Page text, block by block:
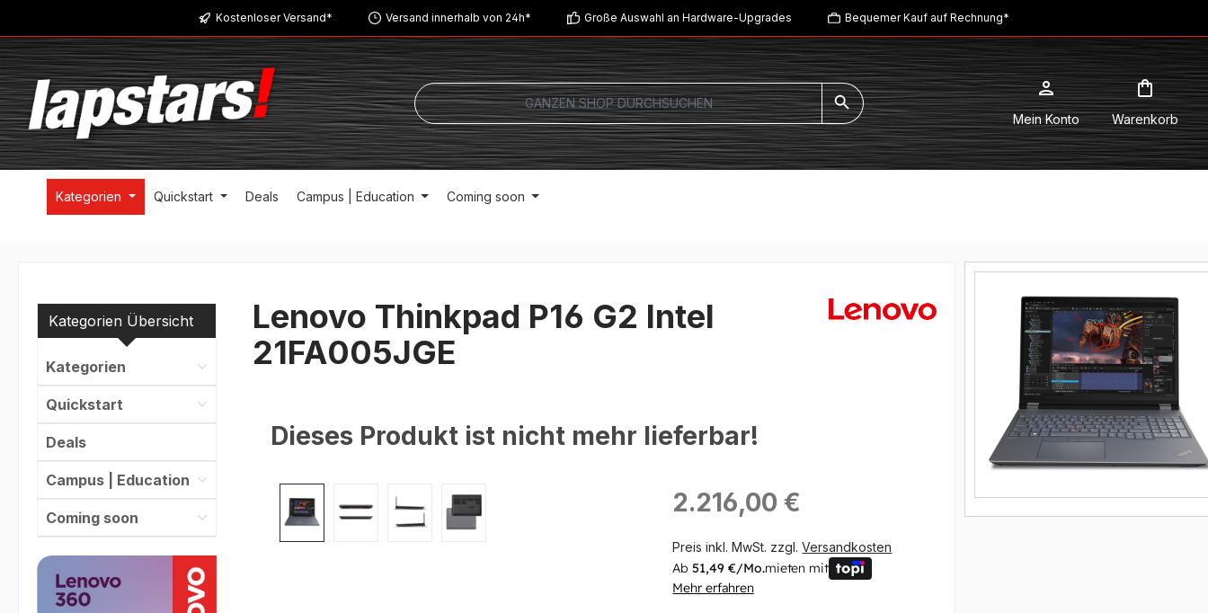
Zur Hauptnavigation springenKostenloser Versand* Versand innerhalb von 24h* Große Auswahl an Hardware-Upgrades Bequemer Kauf auf Rechnung*
Mein Konto Warenkorb
Kategorien Quickstart Deals Campus | Education Coming soon
Kategorien Übersicht
Kategorien
Quickstart
Deals
Campus | Education
Coming soon
Lenovo Thinkpad P16 G2 Intel
21FA005JGE
Dieses Produkt ist nicht mehr lieferbar!
Bildergalerie überspringen Regulärer Preis:
2.216,00 €
Preis inkl. MwSt. zzgl.Versandkosten
Ab51,49 €/Mo.mieten mit
Mehr erfahren